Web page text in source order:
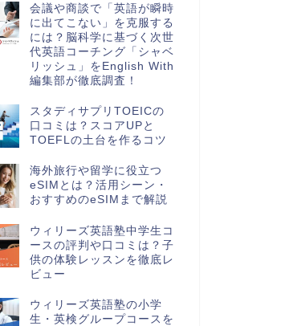
会議や商談で「英語が瞬時
に出てこない」を克服する
には？脳科学に基づく次世
代英語コーチング「シャベ
リッシュ」をEnglish With
編集部が徹底調査！
スタディサプリTOEICの
口コミは？スコアUPと
TOEFLの土台を作るコツ
海外旅行や留学に役立つ
eSIMとは？活用シーン・
おすすめのeSIMまで解説
ウィリーズ英語塾中学生コ
ースの評判や口コミは？子
供の体験レッスンを徹底レ
ビュー
ウィリーズ英語塾の小学
生・英検グループコースを